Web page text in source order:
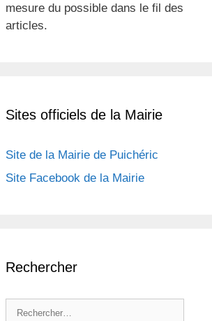
mesure du possible dans le fil des
articles.
Sites officiels de la Mairie
Site de la Mairie de Puichéric
Site Facebook de la Mairie
Rechercher
Rechercher :